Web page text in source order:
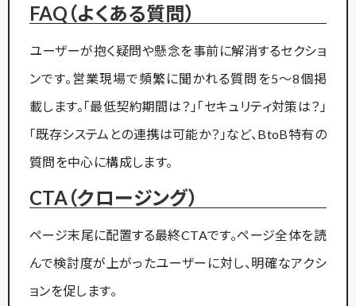
FAQ（よくある質問）
ユーザーが抱く疑問や懸念を事前に解消するセクショ
ンです。営業現場で頻繁に聞かれる質問を5〜8個掲
載します。「最低契約期間は？」「セキュリティ対策は？」
「既存システムとの連携は可能か？」など、BtoB特有の
質問を中心に構成します。
CTA（クロージング）
ページ末尾に配置する最終CTAです。ページ全体を読
んで検討度が上がったユーザーに対し、明確なアクシ
ョンを促します。